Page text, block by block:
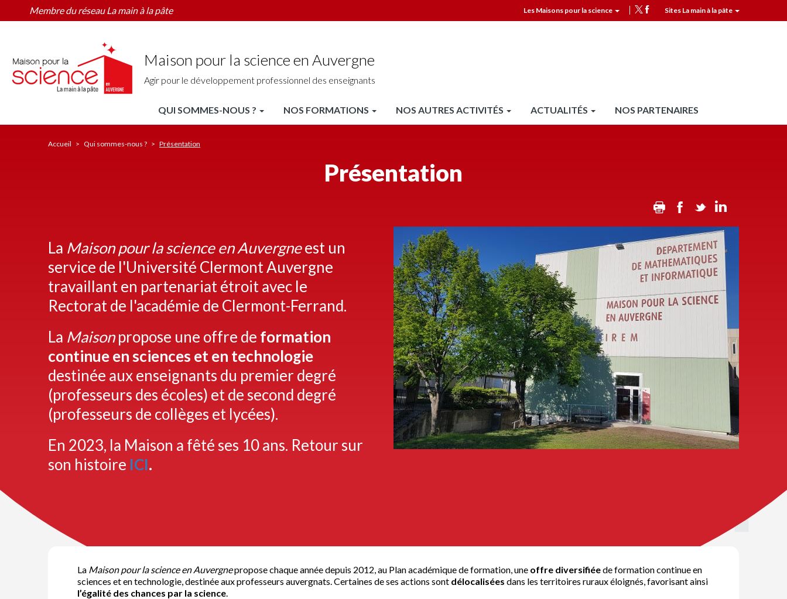
PrésentationMembre du réseau La main à la pâte
MPLS
Les Maisons pour la science Sites La main à la pâte
Maison pour la science en Auvergne
Agir pour le développement professionnel des enseignants
MPLS
Auvergne
QUI SOMMES-NOUS ? NOS FORMATIONS NOS AUTRES ACTIVITÉS ACTUALITÉS NOS PARTENAIRES
Accueil Qui sommes-nous ? Présentation
Présentation
Print Facebook
Twitter
La Maison pour la science en Auvergneest un
service de l'Université Clermont Auvergne
travaillant en partenariat étroit avec le
Rectorat de l'académie de Clermont-Ferrand.
La Maisonpropose une offre de formation
continue en sciences et en technologie
destinée aux enseignants du premier degré
(professeurs des écoles) et de second degré
(professeurs de collèges et lycées).
En 2023, la Maison a fêté ses 10 ans. Retour sur
son histoire ICI.
La Maison pour la science en Auvergnepropose chaque année depuis 2012, au Plan académique de formation, une offre diversifiéede formation continue en
sciences et en technologie, destinée aux professeurs auvergnats. Certaines de ses actions sont délocalisées dans les territoires ruraux éloignés, favorisant ainsi
l’égalité des chances par la science.